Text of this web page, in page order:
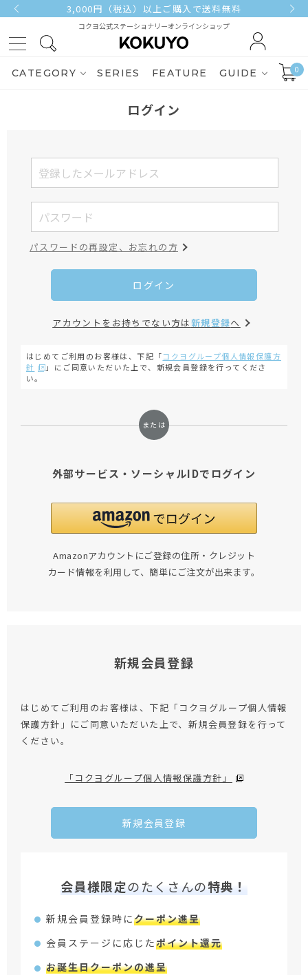
3,000円（税込）以上ご購入で送料無料
コクヨ公式ステーショナリーオンラインショップ
CATEGORY SERIES FEATURE GUIDE 0
ログイン
パスワードの再設定、お忘れの方
ログイン
アカウントをお持ちでない方は新規登録へ
はじめてご利用のお客様は、下記「コクヨグループ個人情報保護方
針
」にご同意いただいた上で、新規会員登録を行ってくださ
い。
外部サービス・ソーシャルIDでログイン
Amazonアカウントにご登録の住所・クレジット
カード情報を利用して、簡単にご注文が出来ます。
新規会員登録
はじめてご利用のお客様は、下記「コクヨグループ個人情報
保護方針」にご同意いただいた上で、新規会員登録を行って
ください。
「コクヨグループ個人情報保護方針」
新規会員登録
会員様限定のたくさんの特典！
新規会員登録時にクーポン進呈
会員ステージに応じたポイント還元
お誕生日クーポンの進呈